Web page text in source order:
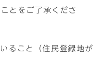
とをご了承くださ
ること（住民登録地が